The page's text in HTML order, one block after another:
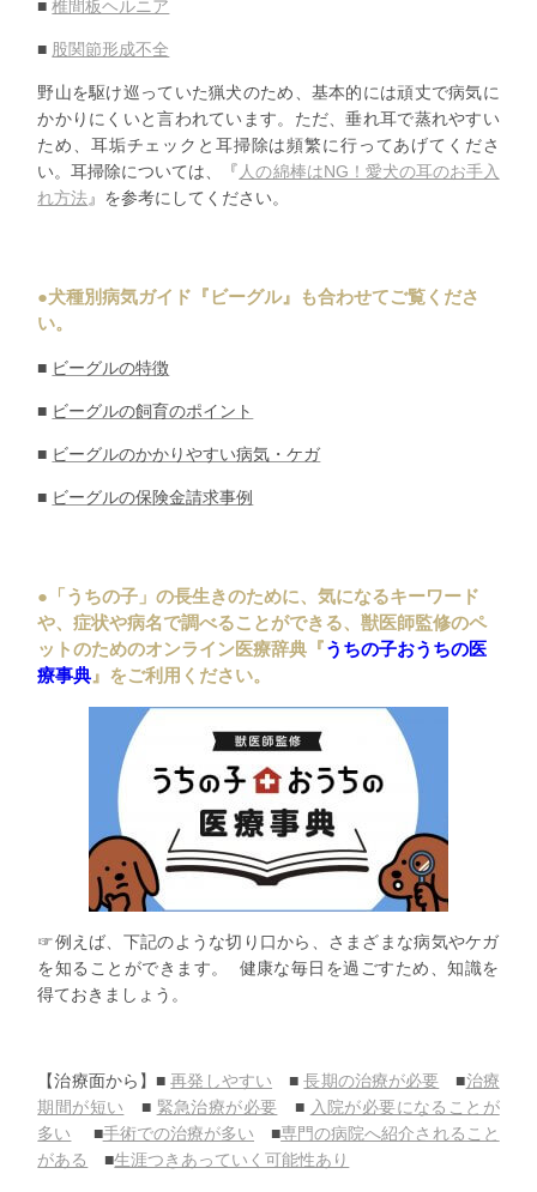
■椎間板ヘルニア
■ 股関節形成不全
野山を駆け巡っていた猟犬のため、基本的には頑丈で病気に
かかりにくいと言われています。ただ、垂れ耳で蒸れやすい
ため、耳垢チェックと耳掃除は頻繁に行ってあげてくださ
い。耳掃除については、『 人の綿棒はNG！愛犬の耳のお手入
れ方法』を参考にしてください。
●犬種別病気ガイド『ビーグル』も合わせてご覧くださ
い。
■ ビーグルの特徴
■ ビーグルの飼育のポイント
■ ビーグルのかかりやすい病気・ケガ
■ ビーグルの保険金請求事例
●「うちの子」の長生きのために、気になるキーワード
や、症状や病名で調べることができる、獣医師監修のペ
ットのためのオンライン医療辞典『うちの子おうちの医
療事典 』をご利用ください。
☞例えば、下記のような切り口から、
さまざまな病気やケガ
を知ることができます。 健康な毎日を過ごすため、知識を
得ておきましょう。
【治療面から】■再発しやすい ■長期の治療が必要 ■治療
期間が短い ■ 緊急治療が必要 ■ 入院が必要になることが
多い ■手術での治療が多い ■専門の病院へ紹介されること
がある
■生涯つきあっていく可能性あり